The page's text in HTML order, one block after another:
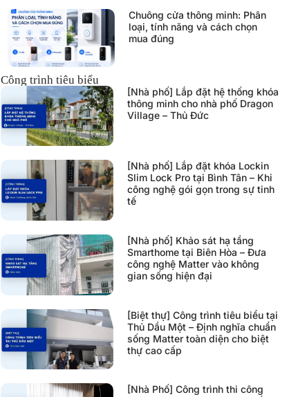
Chuông cửa thông minh: Phân
loại, tính năng và cách chọn
mua đúng
Công trình tiêu biểu
[Nhà phố] Lắp đặt hệ thống khóa
thông minh cho nhà phố Dragon
Village – Thủ Đức
[Nhà phố] Lắp đặt khóa Lockin
Slim Lock Pro tại Bình Tân – Khi
công nghệ gói gọn trong sự tinh
tế
[Nhà phố] Khảo sát hạ tầng
Smarthome tại Biên Hòa – Đưa
công nghệ Matter vào không
gian sống hiện đại
[Biệt thự] Công trình tiêu biểu tại
Thủ Dầu Một – Định nghĩa chuẩn
sống Matter toàn diện cho biệt
thự cao cấp
[Nhà Phố] Công trình thi công